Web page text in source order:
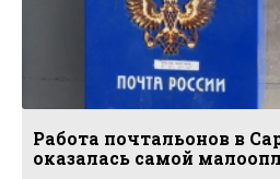
Работа почтальонов в
оказалась самой